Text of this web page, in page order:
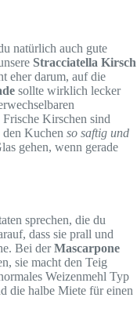
natürlich auch gute
Stracciatella Kirsch
eher darum, auf die
sollte wirklich lecker
Frische Kirschen sind
den Kuchen so saftig und
gehen, wenn gerade
sprechen, die du
dass sie prall und
Bei derMascarpone
sie macht den Teig
Weizenmehl Typ
die halbe Miete für einen